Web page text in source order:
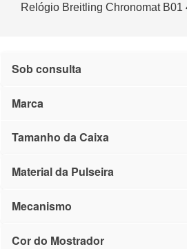
Relógio Breitling Chronomat B01
Sob consulta
Marca
Tamanho da Caixa
Material da Pulseira
Mecanismo
Cor do Mostrador